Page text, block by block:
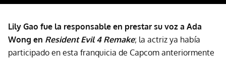
Lily Gao fue la responsable en prestar su voz a Ada
Wong en Resident Evil 4 Remake; la actriz ya había
participado en esta franquicia de Capcom anteriormente